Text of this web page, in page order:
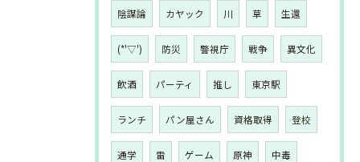
陰謀論 カヤック 川 草 生還
(*'▽') 防災 警視庁 戦争 異文化
飲酒 パーティ 推し 東京駅
ランチ パン屋さん 資格取得 登校
通学 雷 ゲーム 原神 中毒